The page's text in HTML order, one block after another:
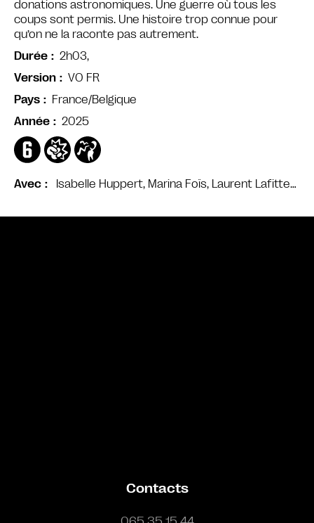
Avec Isabelle Huppert, Marina Foïs, Laurent Lafitte…
donations astronomiques. Une guerre où tous les
coups sont permis. Une histoire trop connue pour
qu’on ne la raconte pas autrement.
Durée
2h03,
Version
VO FR
Pays
France/Belgique
Année
2025
Contacts